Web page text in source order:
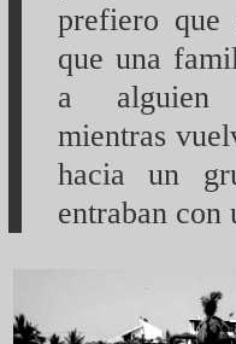
prefiero que
que una
a alguien
mientras
hacia un
entraban con